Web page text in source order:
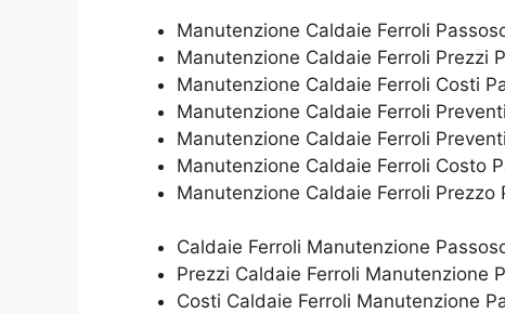
Manutenzione Caldaie Ferroli
Manutenzione Caldaie Ferroli Prezzi
Manutenzione Caldaie Ferroli Costi
Manutenzione Caldaie Ferroli
Manutenzione Caldaie Ferroli
Manutenzione Caldaie Ferroli Costo
Manutenzione Caldaie Ferroli Prezzo
Caldaie Ferroli Manutenzione
Prezzi Caldaie Ferroli Manutenzione
Costi Caldaie Ferroli Manutenzione